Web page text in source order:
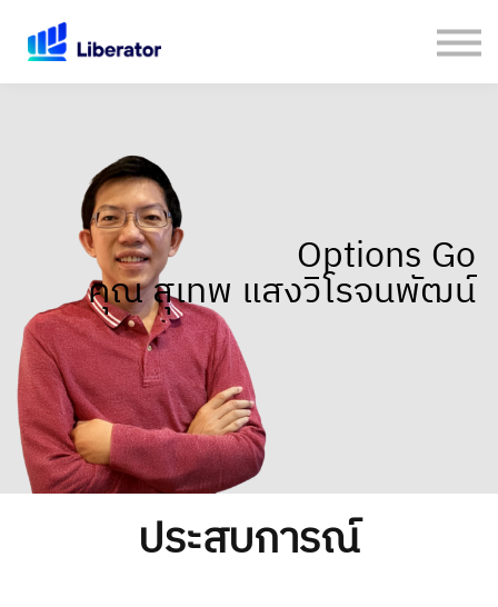
คู่มือใช้งาน Website
เปิดบัญชีกับ Liberator
Options Go
คุณ สุเทพ แสงวิโรจนพัฒน์
ประสบการณ์